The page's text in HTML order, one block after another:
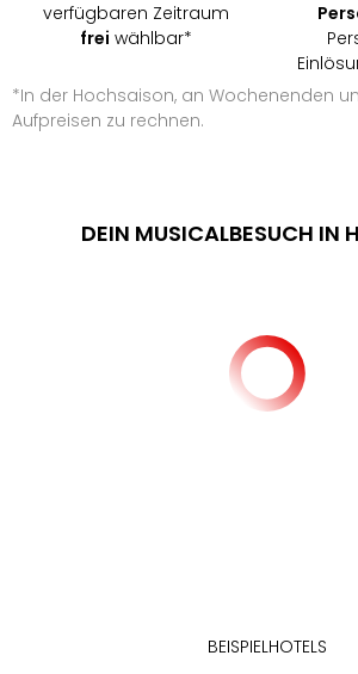
verfügbaren Zeitraum
frei wählbar*
*In der Hochsaison, an Wochenenden
Aufpreisen zu rechnen.
DEIN MUSICALBESUCH IN
BEISPIELHOTELS